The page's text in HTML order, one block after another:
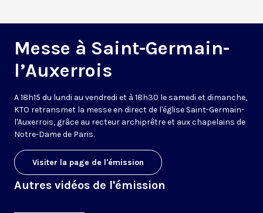
Messe à Saint-Germain-
l’Auxerrois
A 18h15 du lundi au vendredi et à 18h30 le samedi et dimanche,
KTO retransmet la messe en direct de l'église Saint-Germain-
l'Auxerrois, grâce au recteur archiprêtre et aux chapelains de
Notre-Dame de Paris.
Visiter la page de l'émission
Autres vidéos de l'émission